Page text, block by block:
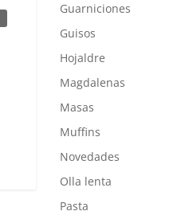
Guarniciones
Guisos
Hojaldre
Magdalenas
Masas
Muffins
Novedades
Olla lenta
Pasta